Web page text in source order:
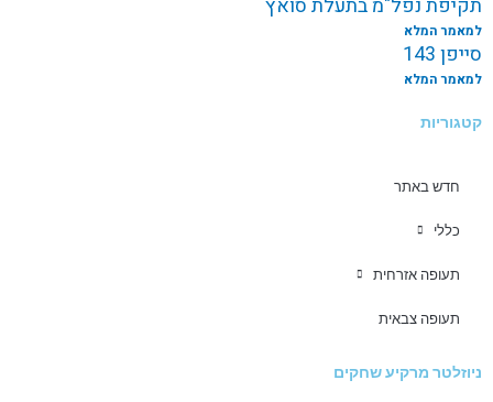
למאמר המלא
סייפן 143
למאמר המלא
קטגוריות
חדש באתר
כללי
תעופה אזרחית
תעופה צבאית
ניוזלטר מרקיע שחקים